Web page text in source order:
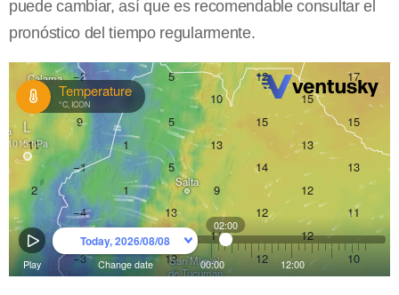
puede cambiar, así que es recomendable consultar el
pronóstico del tiempo regularmente.